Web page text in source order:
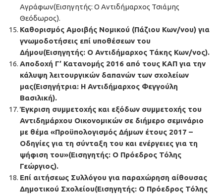
Αγράφων(Εισηγητής: Ο Αντιδήμαρχος Τσιάμης
Θεόδωρος).
Καθορισμός Αμοιβής Νομικού (Πάζιου Κων/νου) για
γνωμοδοτήσεις επί υποθέσεων του
Δήμου(Εισηγητής: Ο Αντιδήμαρχος Τάκης Κων/νος).
Αποδοχή Γ’ Κατανομής 2016 από τους ΚΑΠ για την
κάλυψη λειτουργικών δαπανών των σχολείων
μας(Εισηγήτρια: Η Αντιδήμαρχος Φεγγούλη
Βασιλική).
Έγκριση συμμετοχής και εξόδων συμμετοχής του
Αντιδημάρχου Οικονομικών σε διήμερο σεμινάριο
με θέμα «Προϋπολογισμός Δήμων έτους 2017 –
Οδηγίες για τη σύνταξη του και ενέργειες για τη
ψήφιση του»(Εισηγητής: Ο Πρόεδρος Τόλης
Γεώργιος).
Επί αιτήσεως Συλλόγου για παραχώρηση αίθουσας
Δημοτικού Σχολείου(Εισηγητής: Ο Πρόεδρος Τόλης